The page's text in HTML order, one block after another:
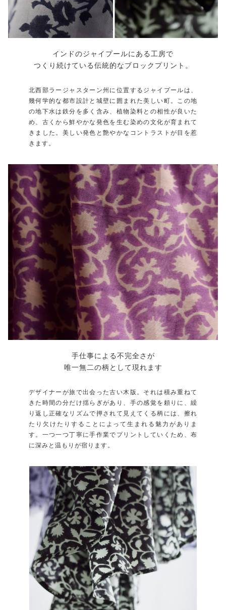
インドのジャイプールにある工房で
つくり続けている伝統的なブロックプリント。
北西部ラージャスターン州に位置するジャイプールは、
幾何学的な都市設計と城壁に囲まれた美しい町。この地
の地下水は鉄分を多く含み、植物染料との相性が良いた
め、古くから鮮やかな発色を生む染めの文化が育まれて
きました。美しい発色と艶やかなコントラストが目を惹
きます。
手仕事による不完全さが
唯一無二の柄として現れます
デザイナーが旅で出会った古い木版。それは積み重ねて
きた時間の分だけ揺らぎがあり、手の感覚を頼りに、繰
り返し正確なリズムで押されて見えてくる柄には、擦れ
たり欠けたりすることによって生まれる魅力がありま
す。一つ一つ丁寧に手作業でプリントしていくため、布
に深みと温もりが宿ります。